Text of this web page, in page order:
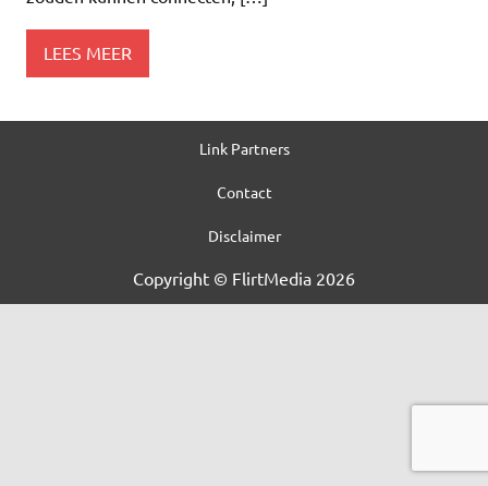
LEES MEER
Link Partners
Contact
Disclaimer
Copyright © FlirtMedia 2026